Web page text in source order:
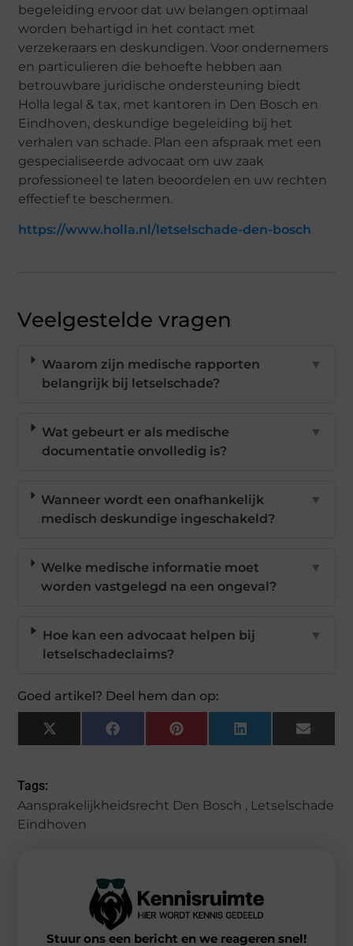
begeleiding ervoor dat uw belangen optimaal
worden behartigd in het contact met
verzekeraars en deskundigen. Voor ondernemers
en particulieren die behoefte hebben aan
betrouwbare juridische ondersteuning biedt
Holla legal & tax, met kantoren in Den Bosch en
Eindhoven, deskundige begeleiding bij het
verhalen van schade. Plan een afspraak met een
gespecialiseerde advocaat om uw zaak
professioneel te laten beoordelen en uw rechten
effectief te beschermen.
https://www.holla.nl/letselschade-den-bosch
Veelgestelde vragen
Waarom zijn medische rapporten
belangrijk bij letselschade?
▼
Wat gebeurt er als medische
documentatie onvolledig is?
▼
Wanneer wordt een onafhankelijk
medisch deskundige ingeschakeld?
▼
Welke medische informatie moet
worden vastgelegd na een ongeval?
▼
Hoe kan een advocaat helpen bij
letselschadeclaims?
▼
Goed artikel? Deel hem dan op:
X
(Twitter)
FacebookPinterestLinkedIn Email
Tags:
Aansprakelijkheidsrecht Den Bosch , Letselschade
Eindhoven
Stuur ons een bericht en we reageren snel!